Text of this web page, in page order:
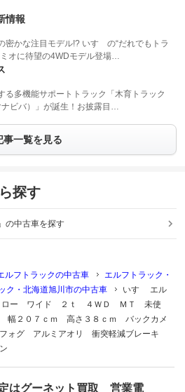
情報
密かな注目モデル!? いすゞの“だれでもトラ
ミオに待望の4WDモデル登場…
る多機能サポートトラック「木育トラック
ビバ）」が誕生！お披露目…
事一覧を見る
探す
の中古車を探す
ルフトラックの中古車
エルフトラック・
ク・北海道旭川市の中古車
いすゞ エル
トロー ワイド ２ｔ ４ＷＤ ＭＴ 未使
２０７ｃｍ 高さ３８ｃｍ バックカメ
ォグ アルミアオリ 衝突軽減ブレーキ
はグーネット買取 営業電